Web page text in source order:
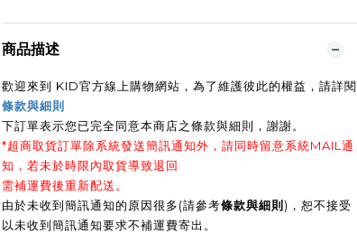
商品描述
歡迎來到 KID官方線上購物網站，為了維護彼此的權益，請詳閱
條款與細則
下訂單表示您已完全同意本商店之條款與細則，謝謝。
*超商取貨訂單除系統發送簡訊通知外，請同時留意系統MAIL通
知，若未於時限內取貨導致退回
需補運費後重新配送。
由於未收到簡訊通知的原因很多(請參考條款與細則 )，恕不接受
以未收到簡訊通知要求不補運費寄出。